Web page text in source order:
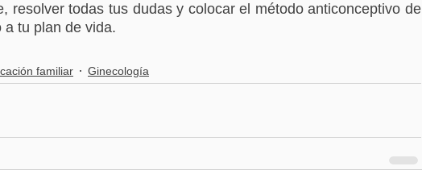
resolver todas tus dudas y colocar el método anticonceptivo de
tu plan de vida.
familiar Ginecología